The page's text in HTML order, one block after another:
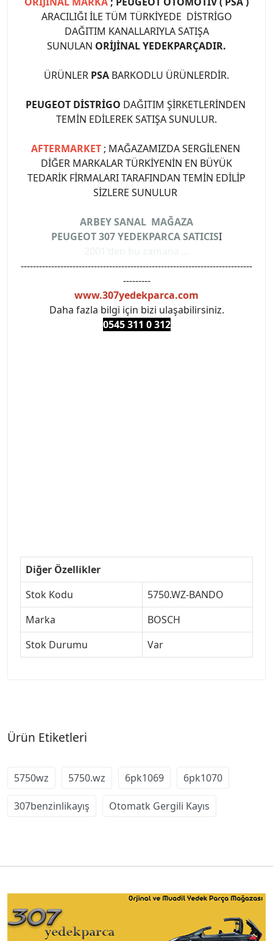
ARACILIĞI İLE TÜM TÜRKİYEDE DİSTRİGO
DAĞITIM KANALLARIYLA SATIŞA
SUNULAN ORİJİNAL YEDEKPARÇADIR.
ÜRÜNLER PSA BARKODLU ÜRÜNLERDİR.
PEUGEOT DİSTRİGO DAĞITIM ŞİRKETLERİNDEN
TEMİN EDİLEREK SATIŞA SUNULUR.
AFTERMARKET ; MAĞAZAMIZDA SERGİLENEN
DİĞER MARKALAR TÜRKİYENİN EN BÜYÜK
TEDARİK FİRMALARI TARAFINDAN TEMİN EDİLİP
SİZLERE SUNULUR
ARBEY SANAL MAĞAZA
PEUGEOT 307 YEDEKPARCA SATICISI
----------------------------------------------------------------------------
---------
www.307yedekparca.com
Daha fazla bilgi için bizi ulaşabilirsiniz.
0545 311 0 312
Diğer Özellikler
Stok Kodu
5750.WZ-BANDO
Marka
BOSCH
Stok Durumu
Var
Ürün Etiketleri
5750wz 5750.wz 6pk1069 6pk1070
307benzinlikayış Otomatk Gergili Kayıs